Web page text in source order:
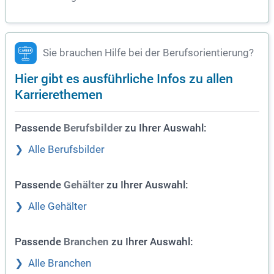
Sie brauchen Hilfe bei der Berufsorientierung?
Hier gibt es ausführliche Infos zu allen
Karrierethemen
Passende Berufsbilder zu Ihrer Auswahl:
Alle Berufsbilder
Passende Gehälter zu Ihrer Auswahl:
Alle Gehälter
Passende Branchen zu Ihrer Auswahl:
Alle Branchen